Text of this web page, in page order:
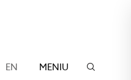
EN MENIU